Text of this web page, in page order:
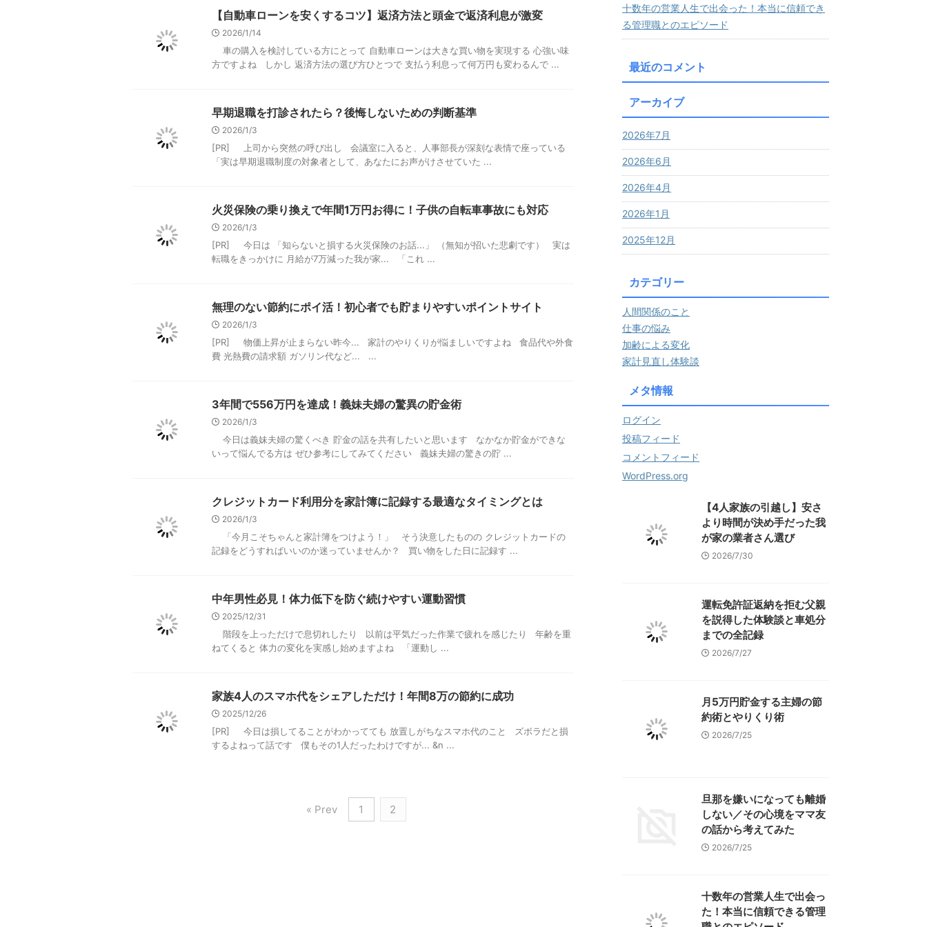
【自動車ローンを安くするコツ】返済方法と頭金で返済利息が激変
2026/1/14
車の購入を検討している方にとって 自動車ローンは大きな買い物を実現する 心強い味
方ですよね しかし 返済方法の選び方ひとつで 支払う利息って何万円も変わるんで ...
早期退職を打診されたら？後悔しないための判断基準
2026/1/3
[PR] 上司から突然の呼び出し 会議室に入ると、人事部長が深刻な表情で座っている
「実は早期退職制度の対象者として、あなたにお声がけさせていた ...
火災保険の乗り換えで年間1万円お得に！子供の自転車事故にも対応
2026/1/3
[PR] 今日は 「知らないと損する火災保険のお話...」 （無知が招いた悲劇です） 実は
転職をきっかけに 月給が7万減った我が家... 「これ ...
無理のない節約にポイ活！初心者でも貯まりやすいポイントサイト
2026/1/3
[PR] 物価上昇が止まらない昨今... 家計のやりくりが悩ましいですよね 食品代や外食
費 光熱費の請求額 ガソリン代など... ...
3年間で556万円を達成！義妹夫婦の驚異の貯金術
2026/1/3
今日は義妹夫婦の驚くべき 貯金の話を共有したいと思います なかなか貯金ができな
いって悩んでる方は ぜひ参考にしてみてください 義妹夫婦の驚きの貯 ...
クレジットカード利用分を家計簿に記録する最適なタイミングとは
2026/1/3
「今月こそちゃんと家計簿をつけよう！」 そう決意したものの クレジットカードの
記録をどうすればいいのか迷っていませんか？ 買い物をした日に記録す ...
中年男性必見！体力低下を防ぐ続けやすい運動習慣
2025/12/31
階段を上っただけで息切れしたり 以前は平気だった作業で疲れを感じたり 年齢を重
ねてくると 体力の変化を実感し始めますよね 「運動し ...
家族4人のスマホ代をシェアしただけ！年間8万の節約に成功
2025/12/26
[PR] 今日は損してることがわかってても 放置しがちなスマホ代のこと ズボラだと損
するよねって話です 僕もその1人だったわけですが... &n ...
« Prev 1 2
十数年の営業人生で出会った！本当に信頼でき
る管理職とのエピソード
最近のコメント
アーカイブ
2026年7月
2026年6月
2026年4月
2026年1月
2025年12月
カテゴリー
人間関係のこと
仕事の悩み
加齢による変化
家計見直し体験談
メタ情報
ログイン
投稿フィード
コメントフィード
WordPress.org
【4人家族の引越し】安さ
より時間が決め手だった我
が家の業者さん選び
2026/7/30
運転免許証返納を拒む父親
を説得した体験談と車処分
までの全記録
2026/7/27
月5万円貯金する主婦の節
約術とやりくり術
2026/7/25
旦那を嫌いになっても離婚
しない／その心境をママ友
の話から考えてみた
2026/7/25
十数年の営業人生で出会っ
た！本当に信頼できる管理